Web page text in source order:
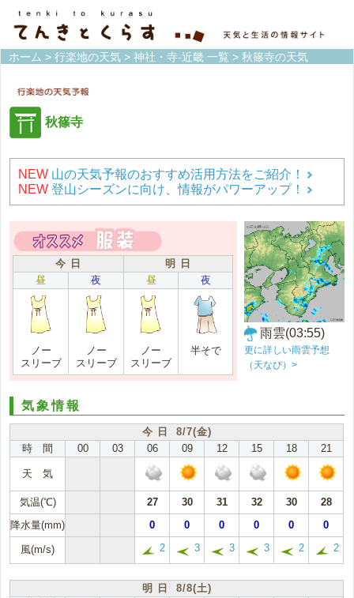
ホーム > 行楽地の天気 > 神社・寺-近畿 一覧 > 秋篠寺の天気
秋篠寺
NEW 山の天気予報のおすすめ活用方法をご紹介！
NEW 登山シーズンに向け、情報がパワーアップ！
今 日
明 日
昼
夜 昼 夜
ノー
スリーブ
ノー
スリーブ
ノー
スリーブ
半そで
雨雲(03:55)
更に詳しい雨雲予想
（天なび）>
気象情報
今 日 8/7(金)
時 間
00 03 06 09 12 15 18 21
天 気
気温(℃) 27 30 31 32 30
28
降水量(mm)
0 0 0 0 0 0
風(m/s) 2 3 3 3 2 2
明 日 8/8(土)